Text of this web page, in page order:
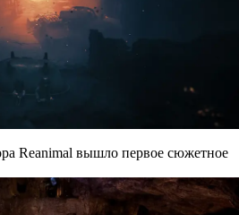
Reanimal вышло первое сюжетное